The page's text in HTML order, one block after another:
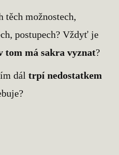
těch možnostech,
postupech? Vždyť je
tom má sakra vyznat?
dáltrpí nedostatkem